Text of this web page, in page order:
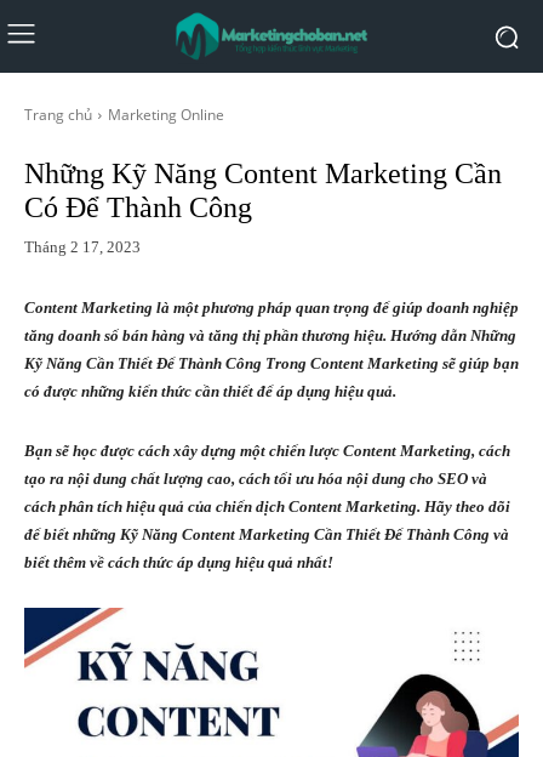
Trang chủ Marketing Online
Những Kỹ Năng Content Marketing Cần
Có Để Thành Công
Tháng 2 17, 2023
Content Marketing là một phương pháp quan trọng để giúp doanh nghiệp
tăng doanh số bán hàng và tăng thị phần thương hiệu. Hướng dẫn Những
Kỹ Năng Cần Thiết Để Thành Công Trong Content Marketing sẽ giúp bạn
có được những kiến thức cần thiết để áp dụng hiệu quả.
Bạn sẽ học được cách xây dựng một chiến lược Content Marketing, cách
tạo ra nội dung chất lượng cao, cách tối ưu hóa nội dung cho SEO và
cách phân tích hiệu quả của chiến dịch Content Marketing. Hãy theo dõi
để biết những Kỹ Năng Content Marketing Cần Thiết Để Thành Công và
biết thêm về cách thức áp dụng hiệu quả nhất!